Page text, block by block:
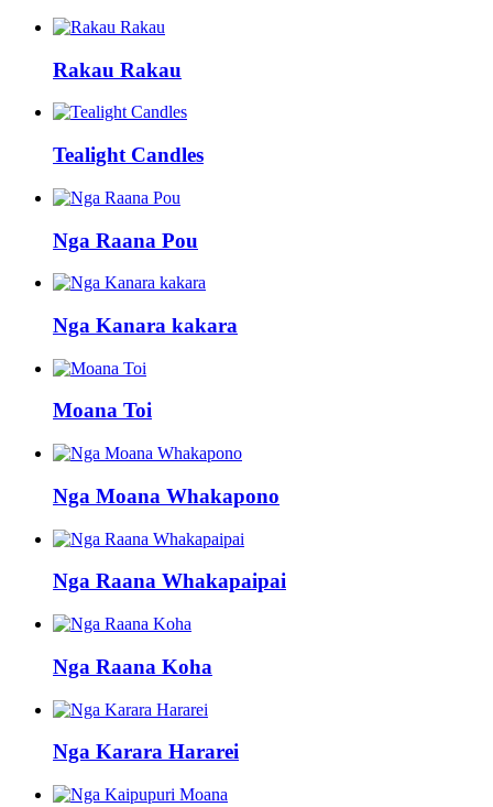
Rakau Rakau
Tealight Candles
Nga Raana Pou
Nga Kanara kakara
Moana Toi
Nga Moana Whakapono
Nga Raana Whakapaipai
Nga Raana Koha
Nga Karara Hararei